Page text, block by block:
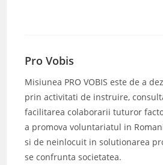
Pro Vobis
Misiunea PRO VOBIS este de a
prin activitati de instruire,
facilitarea colaborarii tuturor
a promova voluntariatul in
si de neinlocuit in solutionarea
se confrunta societatea.